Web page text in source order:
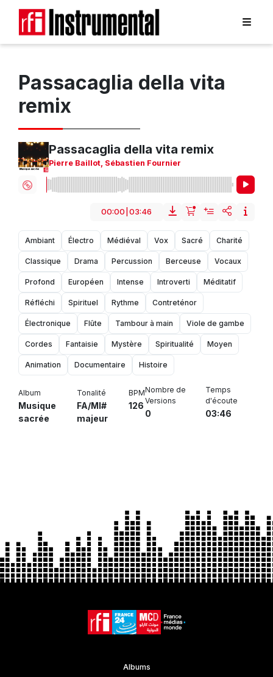
Passacaglia della vita
remix
Passacaglia della vita remix
Pierre Baillot, Sébastien Fournier
00:00 03:46
Ambiant Électro Médiéval Vox Sacré Charité
Classique Drama Percussion Berceuse Vocaux
Profond Européen Intense Introverti Méditatif
Réfléchi Spirituel Rythme Contreténor
Électronique Flûte Tambour à main Viole de gambe
Cordes Fantaisie Mystère Spiritualité Moyen
Animation Documentaire Histoire
Album
Musique
sacrée
Tonalité
FA/MI#
majeur
BPM
126
Nombre de
Versions
0
Temps
d'écoute
03:46
Albums